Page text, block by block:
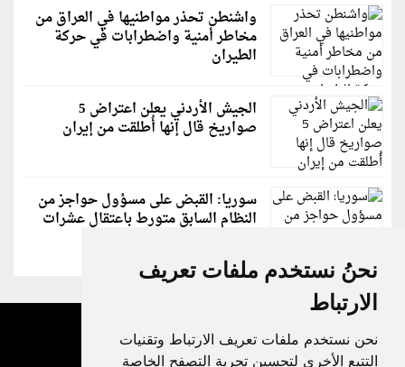
نحنُ نستخدم ملفات تعريف
الارتباط
نحن نستخدم ملفات تعريف الارتباط وتقنيات
التتبع الأخرى لتحسين تجربة التصفح الخاصة
واشنطن تحذر مواطنيها في العراق من
مخاطر أمنية واضطرابات في حركة
الطيران
الجيش الأردني يعلن اعتراض 5
صواريخ قال إنها أُطلقت من إيران
سوريا: القبض على مسؤول حواجز من
النظام السابق متورط باعتقال عشرات